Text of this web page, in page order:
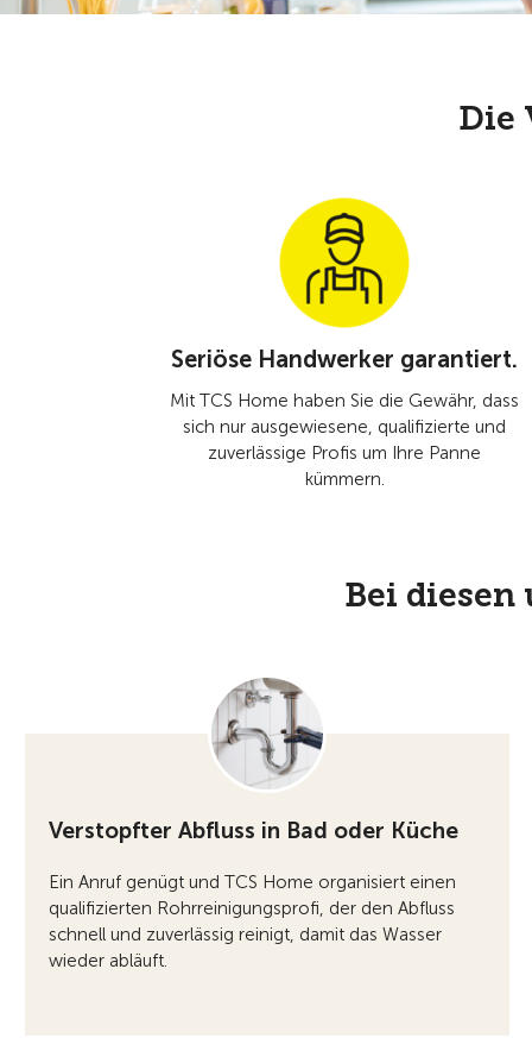
Die
Seriöse Handwerker garantiert.
Mit TCS Home haben Sie die Gewähr, dass
sich nur ausgewiesene, qualifizierte und
zuverlässige Profis um Ihre Panne
kümmern.
Bei diesen
Verstopfter Abfluss in Bad oder Küche
Ein Anruf genügt und TCS Home organisiert einen
qualifizierten Rohrreinigungsprofi, der den Abfluss
schnell und zuverlässig reinigt, damit das Wasser
wieder abläuft.